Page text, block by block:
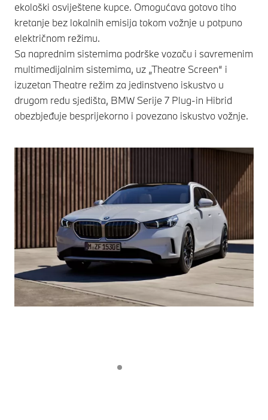
ekološki osviještene kupce. Omogućava gotovo tiho
kretanje bez lokalnih emisija tokom vožnje u potpuno
električnom režimu.
Sa naprednim sistemima podrške vozaču i savremenim
multimedijalnim sistemima, uz „Theatre Screen“ i
izuzetan Theatre režim za jedinstveno iskustvo u
drugom redu sjedišta, BMW Serije 7 Plug-in Hibrid
obezbjeđuje besprijekorno i povezano iskustvo vožnje.